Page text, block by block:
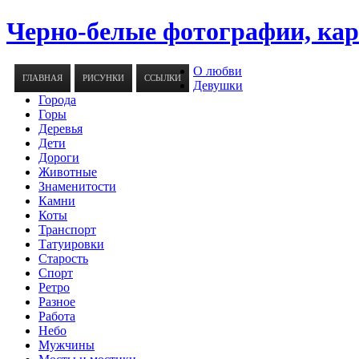
Черно-белые фотографии,
ГЛАВНАЯ РИСУНКИ ССЫЛКИ
О любви
Девушки
Города
Горы
Деревья
Дети
Дороги
Животные
Знаменитости
Камни
Коты
Транспорт
Татуировки
Старость
Спорт
Ретро
Разное
Работа
Небо
Мужчины